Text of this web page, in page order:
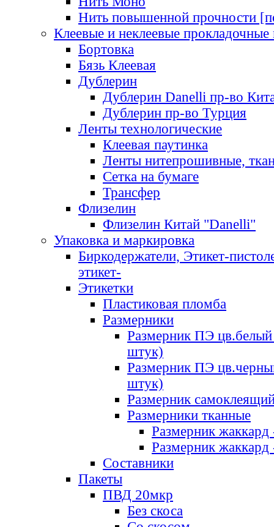
Нить повышенной прочности
Клеевые и неклеевые прокладочные
Бортовка
Бязь Клеевая
Дублерин
Дублерин Danelli пр-во
Дублерин пр-во Турция
Ленты технологические
Клеевая паутинка
Ленты нитепрошивные,
Сетка на бумаге
Трансфер
Флизелин
Флизелин Китай "Danelli"
Упаковка и маркировка
Биркодержатели, Этикет-
этикет-
Этикетки
Пластиковая пломба
Размерники
Размерник ПЭ цв.белый
штук)
Размерник ПЭ
штук)
Размерник
Размерники тканные
Размерник
Размерник
Составники
Пакеты
ПВД 20мкр
Без скоса